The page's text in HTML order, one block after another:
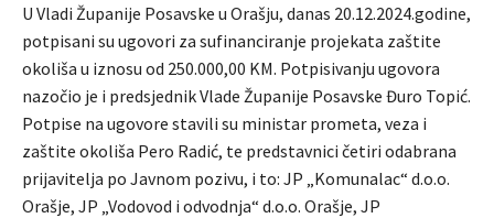
U Vladi Županije Posavske u Orašju, danas 20.12.2024.godine,
potpisani su ugovori za sufinanciranje projekata zaštite
okoliša u iznosu od 250.000,00 KM. Potpisivanju ugovora
nazočio je i predsjednik Vlade Županije Posavske Đuro Topić.
Potpise na ugovore stavili su ministar prometa, veza i
zaštite okoliša Pero Radić, te predstavnici četiri odabrana
prijavitelja po Javnom pozivu, i to: JP „Komunalac“ d.o.o.
Orašje, JP „Vodovod i odvodnja“ d.o.o. Orašje, JP